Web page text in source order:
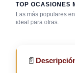
TOP OCASIONES
Las más populares
ideal para otras.
Bar / cocteles
📄